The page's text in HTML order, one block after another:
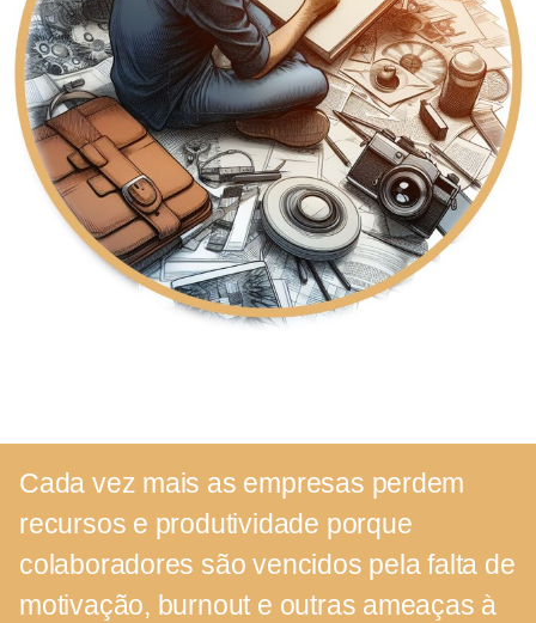
Cada vez mais as empresas perdem
recursos e produtividade porque
colaboradores são vencidos pela falta de
motivação, burnout e outras ameaças à